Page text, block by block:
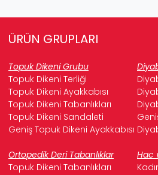
ÜRÜN GRUPLARI
Topuk Dikeni Grubu
Topuk Dikeni Terliği
Topuk Dikeni Ayakkabısı
Topuk Dikeni Tabanlıkları
Topuk Dikeni Sandaleti
Geniş Topuk Dikeni Ayakkabısı
Ortopedik Deri Tabanlıklar
Hac
Topuk Dikeni Tabanlıkları